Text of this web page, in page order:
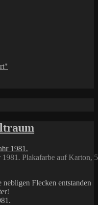
1981. Plakafarbe auf Karton,
Flecken entstanden